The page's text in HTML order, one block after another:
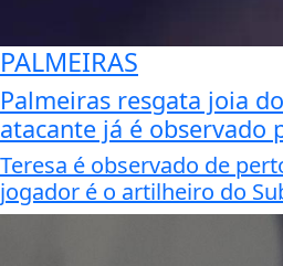
PALMEIRAS
Palmeiras resgata joia
atacante já é observado
Teresa é observado de
jogador é o artilheiro do